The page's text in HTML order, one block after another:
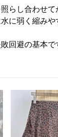
らし合わせて
水に弱く縮み
回避の基本で